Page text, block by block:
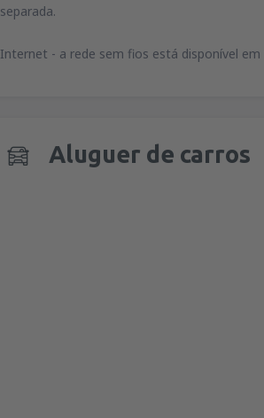
separada.
Internet - a rede sem fios está disponível
Aluguer de carros